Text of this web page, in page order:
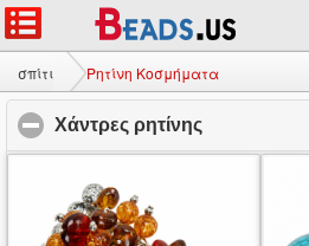
σπίτι Ρητίνη Κοσμήματα
Χάντρες ρητίνης
σπίτι σχετικά με |Επικοινωνήστε
© 2026 Γαλαξίας Κόσμημα Ltd. Όλα τα